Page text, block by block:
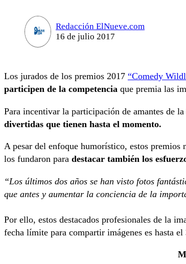
Redacción ElNueve.com
16 de julio 2017
Los jurados de los premios 2017 “Comedy
participen de la competencia que premia las
Para incentivar la participación de amantes de
divertidas que tienen hasta el momento.
A pesar del enfoque humorístico, estos
los fundaron para destacar también los
“Los últimos dos años se han visto fotos
que antes y aumentar la conciencia de la
Por ello, estos destacados profesionales de la
fecha límite para compartir imágenes es hasta el